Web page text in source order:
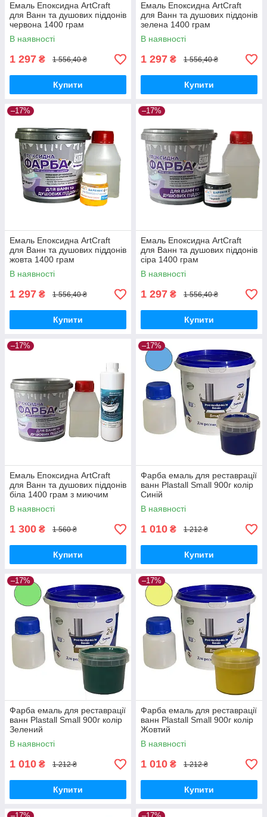
Емаль Епоксидна ArtCraft
для Ванн та душових піддонів
червона 1400 грам
В наявності
1 297 ₴ 1 556,40 ₴
Купити
Емаль Епоксидна ArtCraft
для Ванн та душових піддонів
зелена 1400 грам
В наявності
1 297 ₴ 1 556,40 ₴
Купити
–17%
Емаль Епоксидна ArtCraft
для Ванн та душових піддонів
жовта 1400 грам
В наявності
1 297 ₴ 1 556,40 ₴
Купити
–17%
Емаль Епоксидна ArtCraft
для Ванн та душових піддонів
сіра 1400 грам
В наявності
1 297 ₴ 1 556,40 ₴
Купити
–17%
Емаль Епоксидна ArtCraft
для Ванн та душових піддонів
біла 1400 грам з миючим
засобом Пластол
В наявності
1 300 ₴ 1 560 ₴
Купити
–17%
Фарба емаль для реставрації
ванн Plastall Small 900г колір
Синій
В наявності
1 010 ₴ 1 212 ₴
Купити
–17%
Фарба емаль для реставрації
ванн Plastall Small 900г колір
Зелений
В наявності
1 010 ₴ 1 212 ₴
Купити
–17%
Фарба емаль для реставрації
ванн Plastall Small 900г колір
Жовтий
В наявності
1 010 ₴ 1 212 ₴
Купити